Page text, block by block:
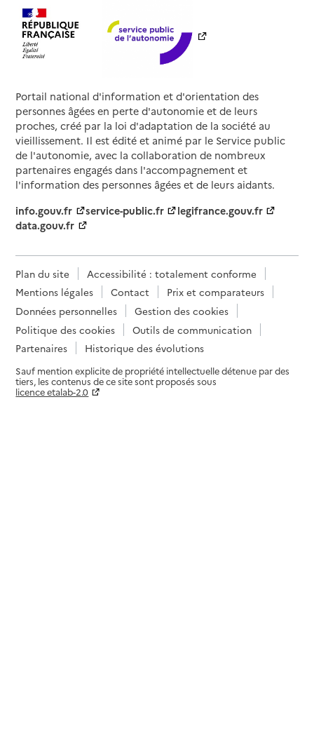
Portail national d'information et d'orientation des
personnes âgées en perte d'autonomie et de leurs
proches, créé par la loi d'adaptation de la société au
vieillissement. Il est édité et animé par le Service public
de l'autonomie, avec la collaboration de nombreux
partenaires engagés dans l'accompagnement et
l'information des personnes âgées et de leurs aidants.
info.gouv.fr
service-public.fr
legifrance.gouv.fr
data.gouv.fr
Plan du site
Accessibilité : totalement conforme
Mentions légales
Contact
Prix et comparateurs
Données personnelles
Gestion des cookies
Politique des cookies
Outils de communication
Partenaires
Historique des évolutions
Sauf mention explicite de propriété intellectuelle détenue par des
tiers, les contenus de ce site sont proposés sous
licence etalab-2.0